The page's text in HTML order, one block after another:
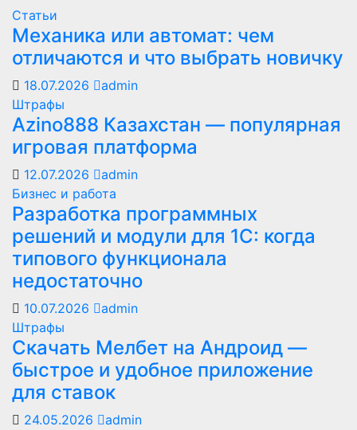
Статьи
Механика или автомат: чем
отличаются и что выбрать новичку
18.07.2026
admin
Штрафы
Azino888 Казахстан — популярная
игровая платформа
12.07.2026
admin
Бизнес и работа
Разработка программных
решений и модули для 1С: когда
типового функционала
недостаточно
10.07.2026
admin
Штрафы
Скачать Мелбет на Андроид —
быстрое и удобное приложение
для ставок
24.05.2026
admin